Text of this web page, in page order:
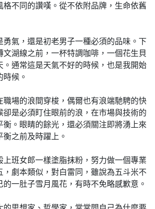
格不同的讚嘆。從不依附品牌，生命依舊
勇氣，還是初老男子一種必須的品味。下
文湖線之前，一杯特調咖啡，一個花生貝
。通常這是天氣不好的時候，也是我開始
候。
職場的浪間穿梭，偶爾也有浪端馳騁的快
卻是必須盯住眼前的浪，在市場與技術的
衡。眼睛的餘光，還必須關注即將湧上來
之前及時躍上。
上班女郎一樣塗脂抹粉，努力做一個專業
，劇本類似，對白雷同，雖說為五斗米不
一肚子雪月風花，有時不免略感歉意。